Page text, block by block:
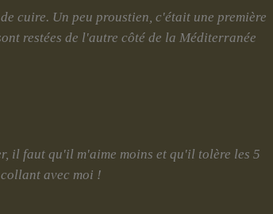
cuire. Un peu proustien, c'était une première
restées de l'autre côté de la Méditerranée
il faut qu'il m'aime moins et qu'il tolère les 5
avec moi !